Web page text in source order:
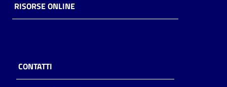
RISORSE ONLINE
CONTATTI